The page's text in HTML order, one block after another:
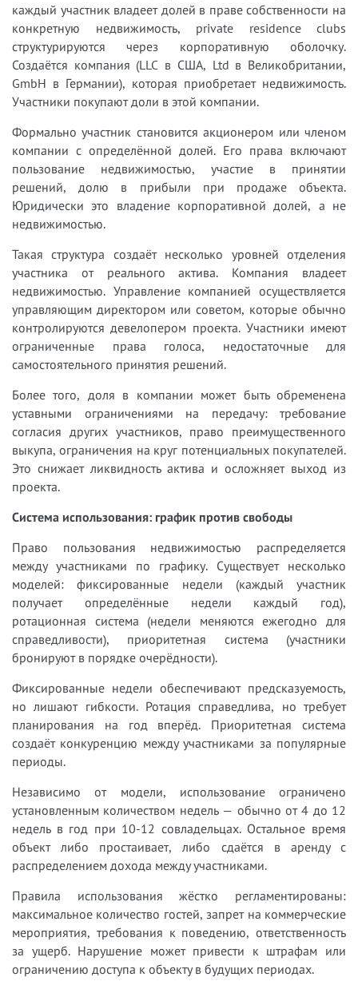
каждый участник владеет долей в праве собственности на
конкретную недвижимость, private residence clubs
структурируются через корпоративную оболочку.
Создаётся компания (LLC в США, Ltd в Великобритании,
GmbH в Германии), которая приобретает недвижимость.
Участники покупают доли в этой компании.
Формально участник становится акционером или членом
компании с определённой долей. Его права включают
пользование недвижимостью, участие в принятии
решений, долю в прибыли при продаже объекта.
Юридически это владение корпоративной долей, а не
недвижимостью.
Такая структура создаёт несколько уровней отделения
участника от реального актива. Компания владеет
недвижимостью. Управление компанией осуществляется
управляющим директором или советом, которые обычно
контролируются девелопером проекта. Участники имеют
ограниченные права голоса, недостаточные для
самостоятельного принятия решений.
Более того, доля в компании может быть обременена
уставными ограничениями на передачу: требование
согласия других участников, право преимущественного
выкупа, ограничения на круг потенциальных покупателей.
Это снижает ликвидность актива и осложняет выход из
проекта.
Система использования: график против свободы
Право пользования недвижимостью распределяется
между участниками по графику. Существует несколько
моделей: фиксированные недели (каждый участник
получает определённые недели каждый год),
ротационная система (недели меняются ежегодно для
справедливости), приоритетная система (участники
бронируют в порядке очерёдности).
Фиксированные недели обеспечивают предсказуемость,
но лишают гибкости. Ротация справедлива, но требует
планирования на год вперёд. Приоритетная система
создаёт конкуренцию между участниками за популярные
периоды.
Независимо от модели, использование ограничено
установленным количеством недель — обычно от 4 до 12
недель в год при 10-12 совладельцах. Остальное время
объект либо простаивает, либо сдаётся в аренду с
распределением дохода между участниками.
Правила использования жёстко регламентированы:
максимальное количество гостей, запрет на коммерческие
мероприятия, требования к поведению, ответственность
за ущерб. Нарушение может привести к штрафам или
ограничению доступа к объекту в будущих периодах.